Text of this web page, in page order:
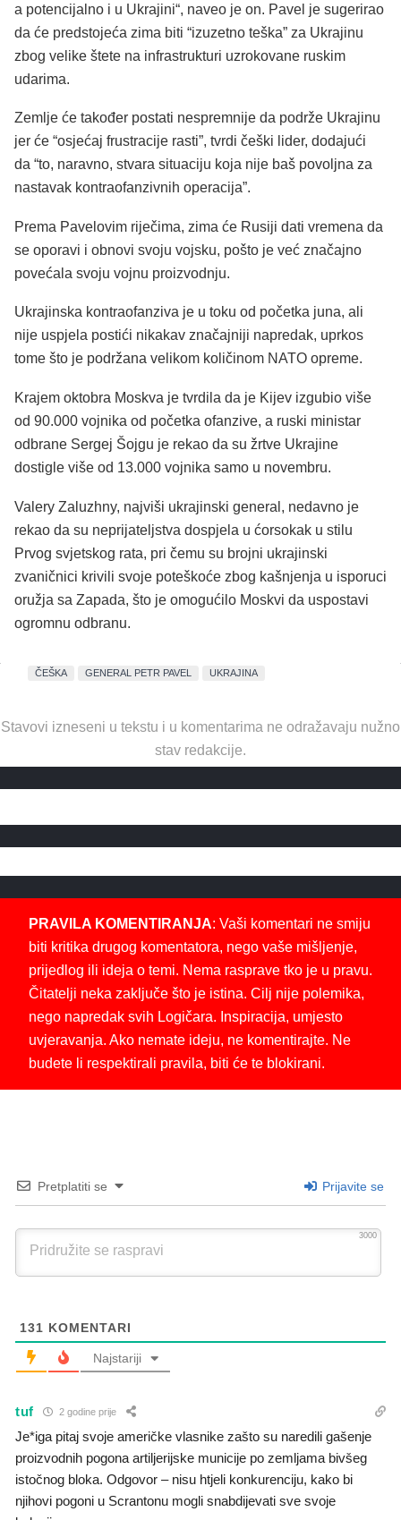
a potencijalno i u Ukrajini“, naveo je on. Pavel je sugerirao
da će predstojeća zima biti “izuzetno teška” za Ukrajinu
zbog velike štete na infrastrukturi uzrokovane ruskim
udarima.
Zemlje će također postati nespremnije da podrže Ukrajinu
jer će “osjećaj frustracije rasti”, tvrdi češki lider, dodajući
da “to, naravno, stvara situaciju koja nije baš povoljna za
nastavak kontraofanzivnih operacija”.
Prema Pavelovim riječima, zima će Rusiji dati vremena da
se oporavi i obnovi svoju vojsku, pošto je već značajno
povećala svoju vojnu proizvodnju.
Ukrajinska kontraofanziva je u toku od početka juna, ali
nije uspjela postići nikakav značajniji napredak, uprkos
tome što je podržana velikom količinom NATO opreme.
Krajem oktobra Moskva je tvrdila da je Kijev izgubio više
od 90.000 vojnika od početka ofanzive, a ruski ministar
odbrane Sergej Šojgu je rekao da su žrtve Ukrajine
dostigle više od 13.000 vojnika samo u novembru.
Valery Zaluzhny, najviši ukrajinski general, nedavno je
rekao da su neprijateljstva dospjela u ćorsokak u stilu
Prvog svjetskog rata, pri čemu su brojni ukrajinski
zvaničnici krivili svoje poteškoće zbog kašnjenja u isporuci
oružja sa Zapada, što je omogućilo Moskvi da uspostavi
ogromnu odbranu.
ČEŠKA GENERAL PETR PAVEL UKRAJINA
Stavovi izneseni u tekstu i u komentarima ne odražavaju nužno
stav redakcije.
PRAVILA KOMENTIRANJA: Vaši komentari ne smiju
biti kritika drugog komentatora, nego vaše mišljenje,
prijedlog ili ideja o temi. Nema rasprave tko je u pravu.
Čitatelji neka zaključe što je istina. Cilj nije polemika,
nego napredak svih Logičara. Inspiracija, umjesto
uvjeravanja. Ako nemate ideju, ne komentirajte. Ne
budete li respektirali pravila, biti će te blokirani.
Pretplatiti se Prijavite se
3000
131 KOMENTARI
Najstariji
tuf 2 godine prije
Je*iga pitaj svoje američke vlasnike zašto su naredili gašenje
proizvodnih pogona artiljerijske municije po zemljama bivšeg
istočnog bloka. Odgovor – nisu htjeli konkurenciju, kako bi
njihovi pogoni u Scrantonu mogli snabdijevati sve svoje